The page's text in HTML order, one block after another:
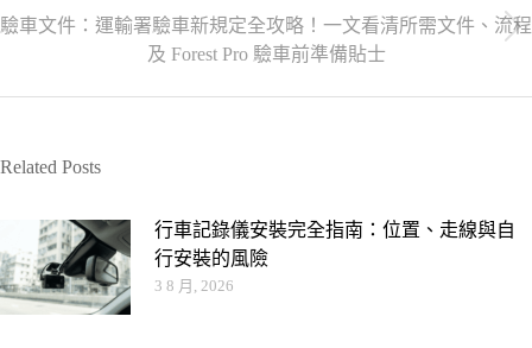
驗車文件：運輸署驗車新規定全攻略！一文看清所需文件、流程
及 Forest Pro 驗車前準備貼士
Related Posts
行車記錄儀安裝完全指南：位置、走線與自
行安裝的風險
3 8 月, 2026